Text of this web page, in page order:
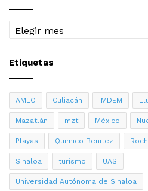
Archivo
Etiquetas
AMLO Culiacán IMDEM
Mazatlán mzt México
Playas Quimico Benitez
Sinaloa turismo UAS
Universidad Autónoma de Sinaloa